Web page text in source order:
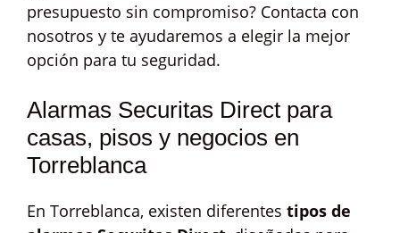
presupuesto sin compromiso? Contacta con
nosotros y te ayudaremos a elegir la mejor
opción para tu seguridad.
Alarmas Securitas Direct para
casas, pisos y negocios en
Torreblanca
En Torreblanca, existen diferentes tipos de